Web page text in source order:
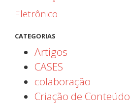
CATEGORIAS
Artigos
CASES
colaboração
Criação de Conteúdo